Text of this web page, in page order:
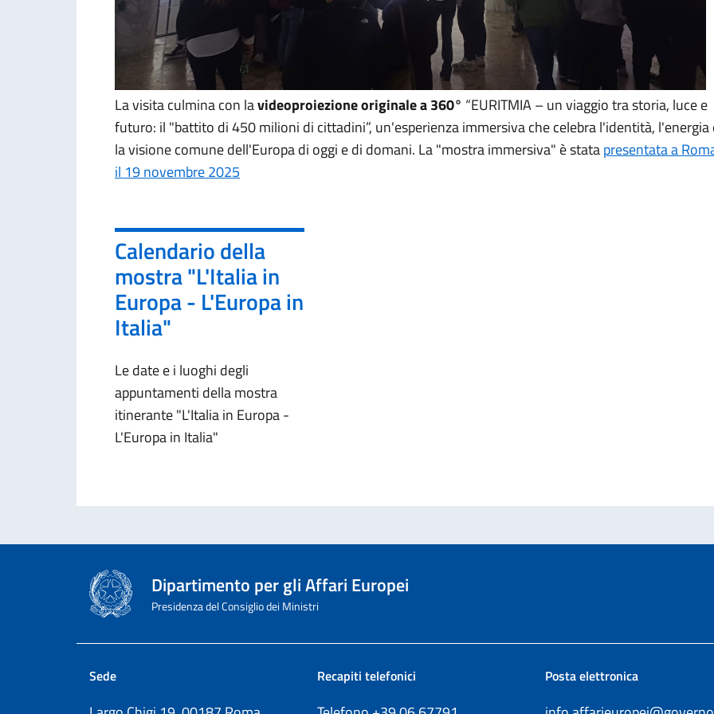
La visita culmina con lavideoproiezione originale a 360° “EURITMIA – un viaggio tra storia, luce e
futuro: il "battito di 450 milioni di cittadini”, un'esperienza immersiva che celebra l'identità, l'energia
la visione comune dell'Europa di oggi e di domani. La "mostra immersiva" è statapresentata a
il 19 novembre 2025
Calendario della
mostra "L'Italia in
Europa - L'Europa in
Italia"
Le date e i luoghi degli
appuntamenti della mostra
itinerante "L'Italia in Europa -
L'Europa in Italia"
Dipartimento per gli Affari Europei
Presidenza del Consiglio dei Ministri
Sede Recapiti telefonici Posta elettronica